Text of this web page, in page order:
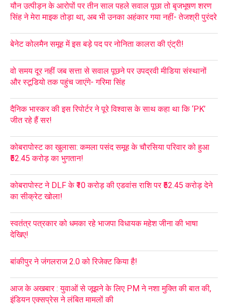
यौन उत्पीड़न के आरोपों पर तीन साल पहले सवाल पूछा तो बृजभूषण शरण
सिंह ने मेरा माइक तोड़ा था, अब भी उनका अहंकार गया नहीं- तेजश्री पुरंदरे
बेनेट कोलमैन समूह में इस बड़े पद पर नोनिता कालरा की एंट्री!
वो समय दूर नहीं जब सत्ता से सवाल पूछने पर उपद्रवी मीडिया संस्थानों
और स्टूडियो तक पहुंच जाएंगे- गरिमा सिंह
दैनिक भास्कर की इस रिपोर्टर ने पूरे विश्वास के साथ कहा था कि ‘PK’
जीत रहे हैं सर!
कोबरापोस्ट का खुलासा: कमला पसंद समूह के चौरसिया परिवार को हुआ
₹52.45 करोड़ का भुगतान!
कोबरापोस्ट ने DLF के ₹10 करोड़ की एडवांस राशि पर ₹52.45 करोड़ देने
का सीक्रेट खोला!
स्वतंत्र पत्रकार को धमका रहे भाजपा विधायक महेश जीना की भाषा
देखिए!
बांकीपुर ने जंगलराज 2.0 को रिजेक्ट किया है!
आज के अखबार : युवाओं से जूझने के लिए PM ने नशा मुक्ति की बात की,
इंडियन एक्सप्रेस ने लंबित मामलों की